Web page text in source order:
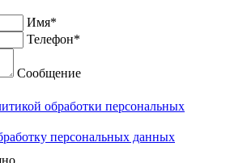
Имя*
Телефон*
Сообщение
обработки персональных
персональных данных